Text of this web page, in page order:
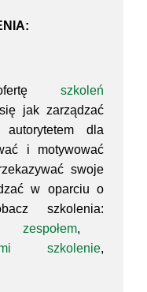
szkoleń
jak zarządzać
dla
i motywować
swoje
w oparciu o
szkolenia:
zespołem,
szkolenie,